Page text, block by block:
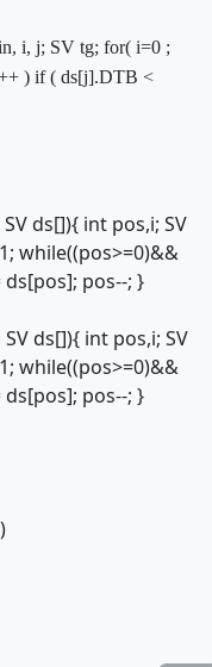
i, j; SV tg; for( i=0 ;
) if( ds[j].DTB <
ds[]){ int pos,i; SV
while((pos>=0)&&
ds[pos]; pos--; }
ds[]){ int pos,i; SV
while((pos>=0)&&
ds[pos]; pos--; }